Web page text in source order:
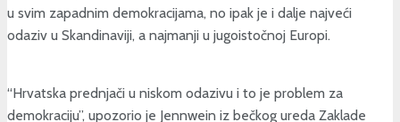
u svim zapadnim demokracijama, no ipak je i dalje najveći
odaziv u Skandinaviji, a najmanji u jugoistočnoj Europi.
“Hrvatska prednjači u niskom odazivu i to je problem za
demokraciju”, upozorio je Jennwein iz bečkog ureda Zaklade